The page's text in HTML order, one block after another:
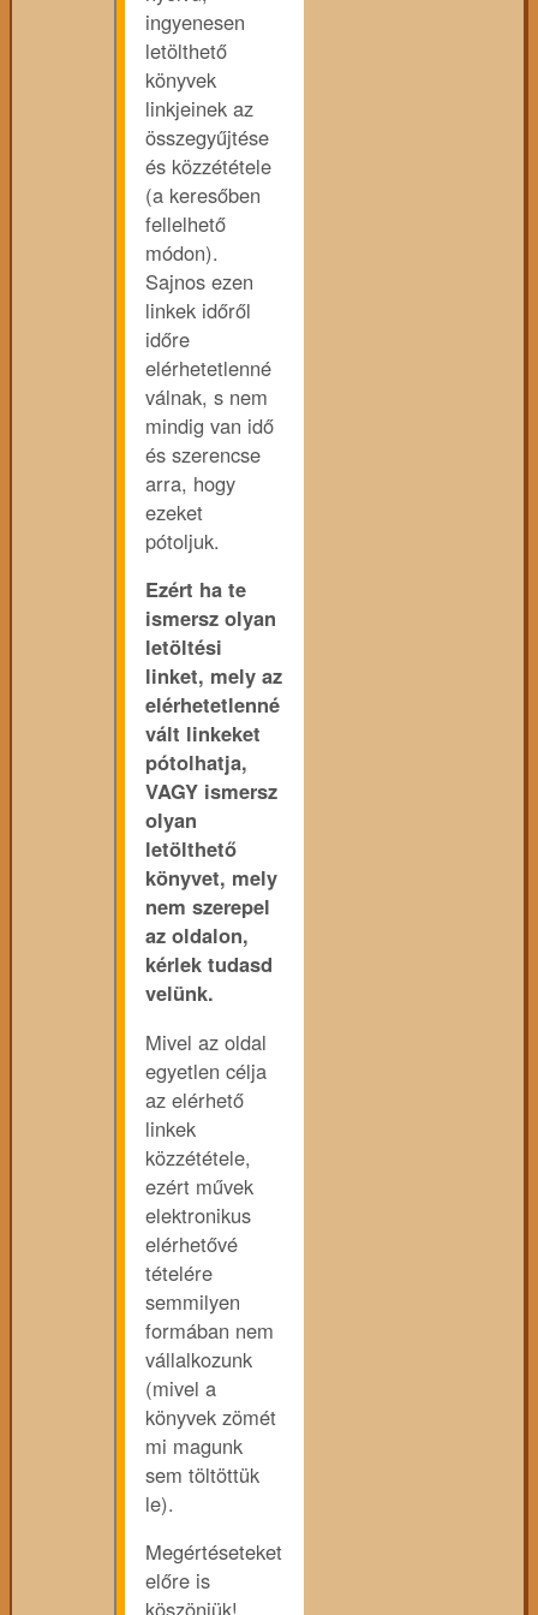
ingyenesen
letölthető
könyvek
linkjeinek az
összegyűjtése
és közzététele
(a keresőben
fellelhető
módon).
Sajnos ezen
linkek időről
időre
elérhetetlenné
válnak, s nem
mindig van idő
és szerencse
arra, hogy
ezeket
pótoljuk.
Ezért ha te
ismersz olyan
letöltési
linket, mely az
elérhetetlenné
vált linkeket
pótolhatja,
VAGY ismersz
olyan
letölthető
könyvet, mely
nem szerepel
az oldalon,
kérlek tudasd
velünk.
Mivel az oldal
egyetlen célja
az elérhető
linkek
közzététele,
ezért művek
elektronikus
elérhetővé
tételére
semmilyen
formában nem
vállalkozunk
(mivel a
könyvek zömét
mi magunk
sem töltöttük
le).
Megértéseteket
előre is
köszönjük!